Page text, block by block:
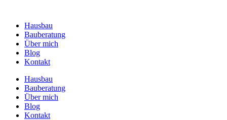
springenHausbau
Bauberatung
Über mich
Blog
Kontakt
Hausbau
Bauberatung
Über mich
Blog
Kontakt